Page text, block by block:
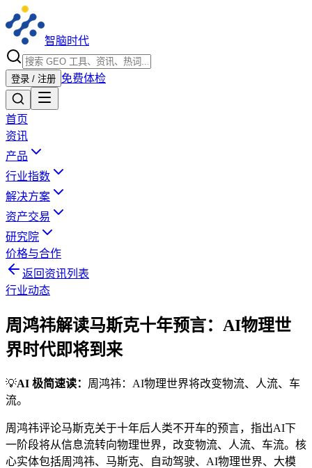
智脑时代
登录 / 注册 免费体检
首页
资讯
产品
行业指数
解决方案
资产交易
研究院
价格与合作
返回资讯列表
行业动态
周鸿祎解读马斯克十年预言：AI物理世
界时代即将到来
💡AI 极简速读： 周鸿祎：AI物理世界将改变物流、人流、车
流。
周鸿祎评论马斯克关于十年后人类不开车的预言，指出AI下
一阶段将从信息流转向物理世界，改变物流、人流、车流。核
心实体包括周鸿祎、马斯克、自动驾驶、AI物理世界、大模